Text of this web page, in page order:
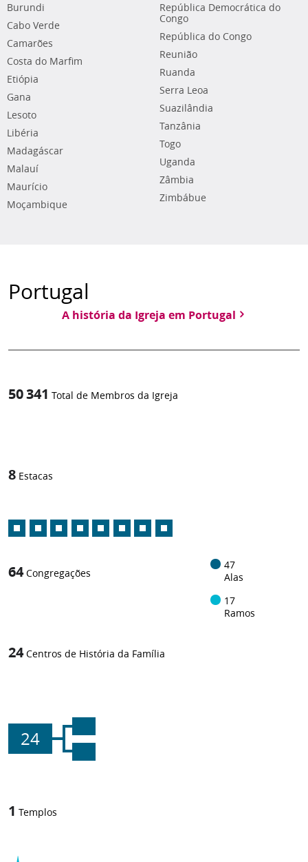
Burundi
Cabo Verde
Camarões
Costa do Marfim
Etiópia
Gana
Lesoto
Libéria
Madagáscar
Malauí
Maurício
Moçambique
República Democrática do
Congo
República do Congo
Reunião
Ruanda
Serra Leoa
Suazilândia
Tanzânia
Togo
Uganda
Zâmbia
Zimbábue
Portugal
A história da Igreja em Portugal
50 341 Total de Membros da Igreja
8 Estacas
64 Congregações
47
Alas
17
Ramos
24 Centros de História da Família
24
1 Templos